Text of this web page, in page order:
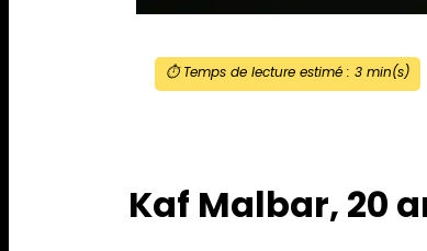
⏱️ Temps de lecture estimé : 3min(s)
Kaf Malbar, 20